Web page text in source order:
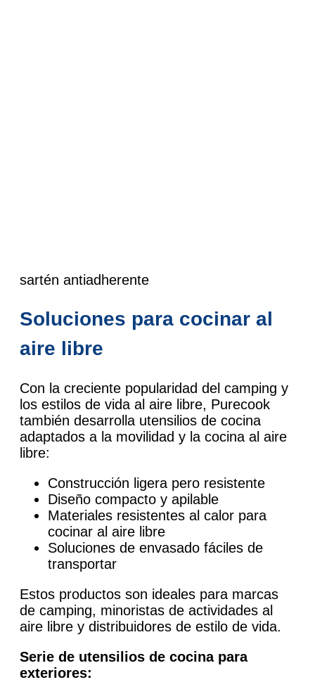
sartén antiadherente
Soluciones para cocinar al
aire libre
Con la creciente popularidad del camping y
los estilos de vida al aire libre, Purecook
también desarrolla utensilios de cocina
adaptados a la movilidad y la cocina al aire
libre:
Construcción ligera pero resistente
Diseño compacto y apilable
Materiales resistentes al calor para
cocinar al aire libre
Soluciones de envasado fáciles de
transportar
Estos productos son ideales para marcas
de camping, minoristas de actividades al
aire libre y distribuidores de estilo de vida.
Serie de utensilios de cocina para
exteriores: